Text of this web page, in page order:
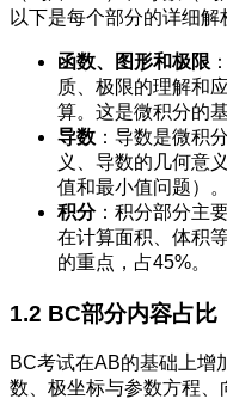
以下是每个部分的详细解
函数、图形和极限
质、极限的理解和
算。这是微积分的
导数 ：导数是微积
义、导数的几何意
值和最小值问题）
积分：积分部分主
在计算面积、体积
的重点，占45%。
1.2 BC部分内容占比
BC考试在AB的基础上增
数、极坐标与参数方程、